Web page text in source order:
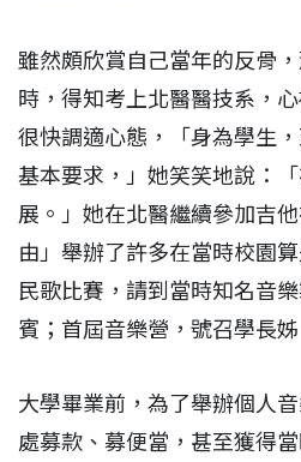
雖然頗欣賞自己當年的反骨
時，得知考上北醫醫技系，
很快調適心態，「身為學生
基本要求，」她笑笑地說：
展。」她在北醫繼續參加吉
由」舉辦了許多在當時校園
民歌比賽，請到當時知名音
賓；首屆音樂營，號召學長
大學畢業前，為了舉辦個人
處募款、募便當，甚至獲得